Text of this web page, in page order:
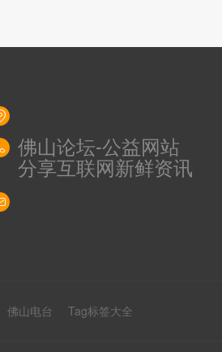
佛山论坛-公益网站
分享互联网新鲜资讯
佛山电台 Tag标签大全